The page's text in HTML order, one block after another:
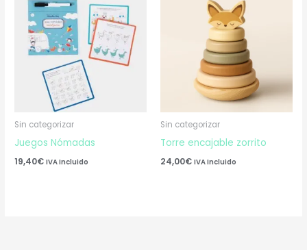
Sin categorizar
Juegos Nómadas
19,40€ IVA Incluido
Sin categorizar
Torre encajable zorrito
24,00€ IVA Incluido